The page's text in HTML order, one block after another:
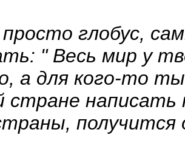
глобус,
" Весь мир у
а для кого-то
стране написать
получится